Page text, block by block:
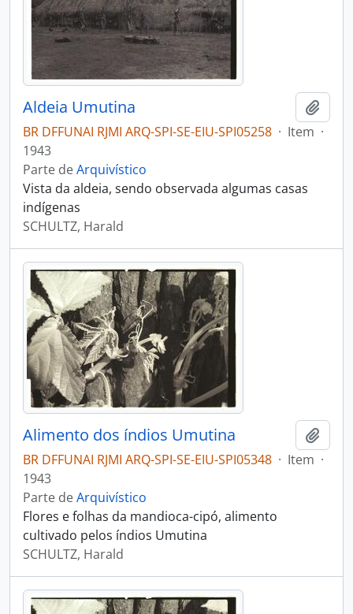
Aldeia Umutina
BR DFFUNAI RJMI ARQ-SPI-SE-EIU-SPI05258 · Item ·
1943
Parte deArquivístico
Vista da aldeia, sendo observada algumas casas
indígenas
SCHULTZ, Harald
Alimento dos índios Umutina
BR DFFUNAI RJMI ARQ-SPI-SE-EIU-SPI05348 · Item ·
1943
Parte deArquivístico
Flores e folhas da mandioca-cipó, alimento
cultivado pelos índios Umutina
SCHULTZ, Harald